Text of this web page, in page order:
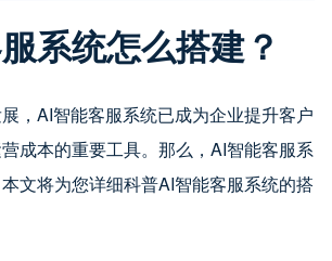
系统怎么搭建？
，AI智能客服系统已成为企业提升客户
成本的重要工具。那么，AI智能客服系
文将为您详细科普AI智能客服系统的搭